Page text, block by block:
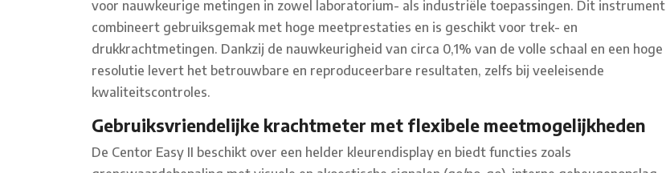
voor nauwkeurige metingen in zowel laboratorium- als industriële toepassingen. Dit instrument
combineert gebruiksgemak met hoge meetprestaties en is geschikt voor trek- en
drukkrachtmetingen. Dankzij de nauwkeurigheid van circa 0,1% van de volle schaal en een hoge
resolutie levert het betrouwbare en reproduceerbare resultaten, zelfs bij veeleisende
kwaliteitscontroles.
Gebruiksvriendelijke krachtmeter met flexibele meetmogelijkheden
De Centor Easy II beschikt over een helder kleurendisplay en biedt functies zoals